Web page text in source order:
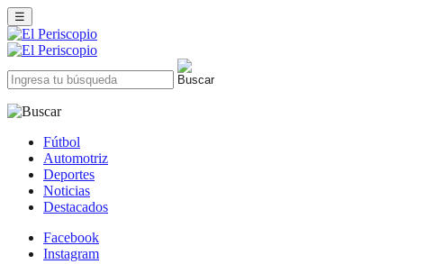
☰
Fútbol
Automotriz
Deportes
Noticias
Destacados
Facebook
Instagram